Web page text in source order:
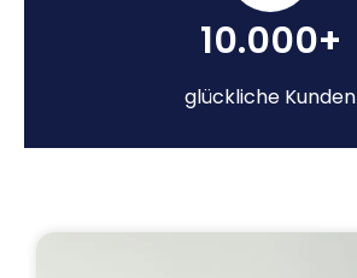
10.000+
glückliche Kunden